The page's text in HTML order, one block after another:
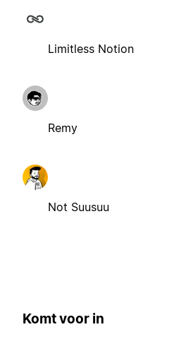
Limitless Notion
Remy
Not Suusuu
Komt voor in